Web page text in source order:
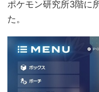
ポケモン研究所3階に
た。